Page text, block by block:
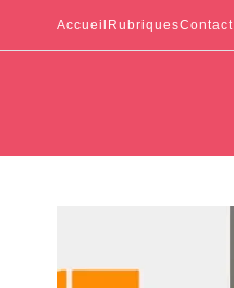
Accueil RubriquesContact